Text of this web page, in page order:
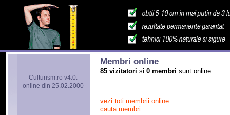
Culturism.ro v4.0.
online din 25.02.2000
Membri online
85 vizitatori si 0 membri sunt online:
vezi toti membrii online
cauta membri